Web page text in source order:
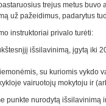
trejus metus
už pažeidimus, padarytus
instruktoriai privalo turėti:
išsilavinimą, įgytą iki
su kuriomis vykdo
vairuotojų mokytoju ir
punkte nurodytą